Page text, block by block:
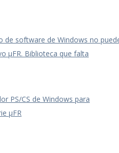
de software de Windows no
μFR. Biblioteca que falta
PS/CS de Windows para
μFR